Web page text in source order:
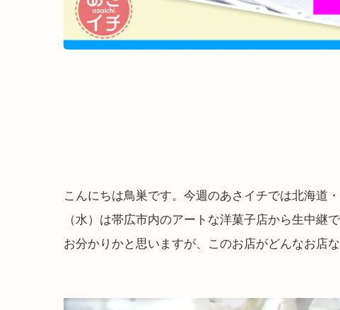
こんにちは鳥巣です。今週のあさイチでは北海道
（水）は帯広市内のアートな洋菓子店から生中継
お分かりかと思いますが、このお店がどんなお店